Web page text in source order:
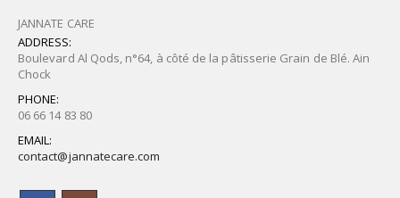
JANNATE CARE
ADDRESS:
Boulevard Al Qods, n°64, à côté de la pâtisserie Grain de Blé. Ain
Chock
PHONE:
06 66 14 83 80
EMAIL:
contact@jannatecare.com